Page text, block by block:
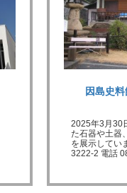
因島史料
2025年3月30
た石器や土器
を展示してい
3222-2 電話